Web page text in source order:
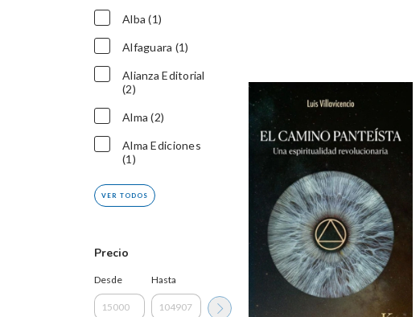
Alba (1)
Alfaguara (1)
Alianza Editorial
(2)
Alma (2)
Alma Ediciones
(1)
VER TODOS
Precio
Desde Hasta